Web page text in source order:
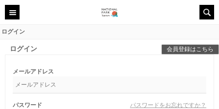
ログイン
ログイン 会員登録はこちら
メールアドレス
パスワード パスワードをお忘れですか？